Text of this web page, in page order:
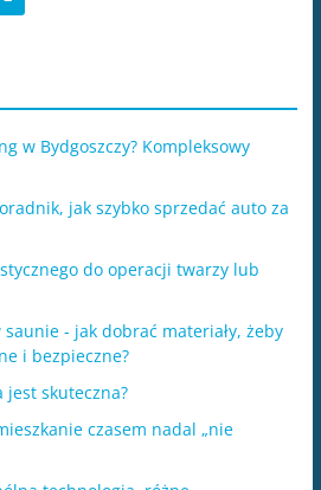
w Bydgoszczy? Kompleksowy
jak szybko sprzedać auto za
do operacji twarzy lub
- jak dobrać materiały, żeby
i bezpieczne?
jest skuteczna?
czasem nadal „nie